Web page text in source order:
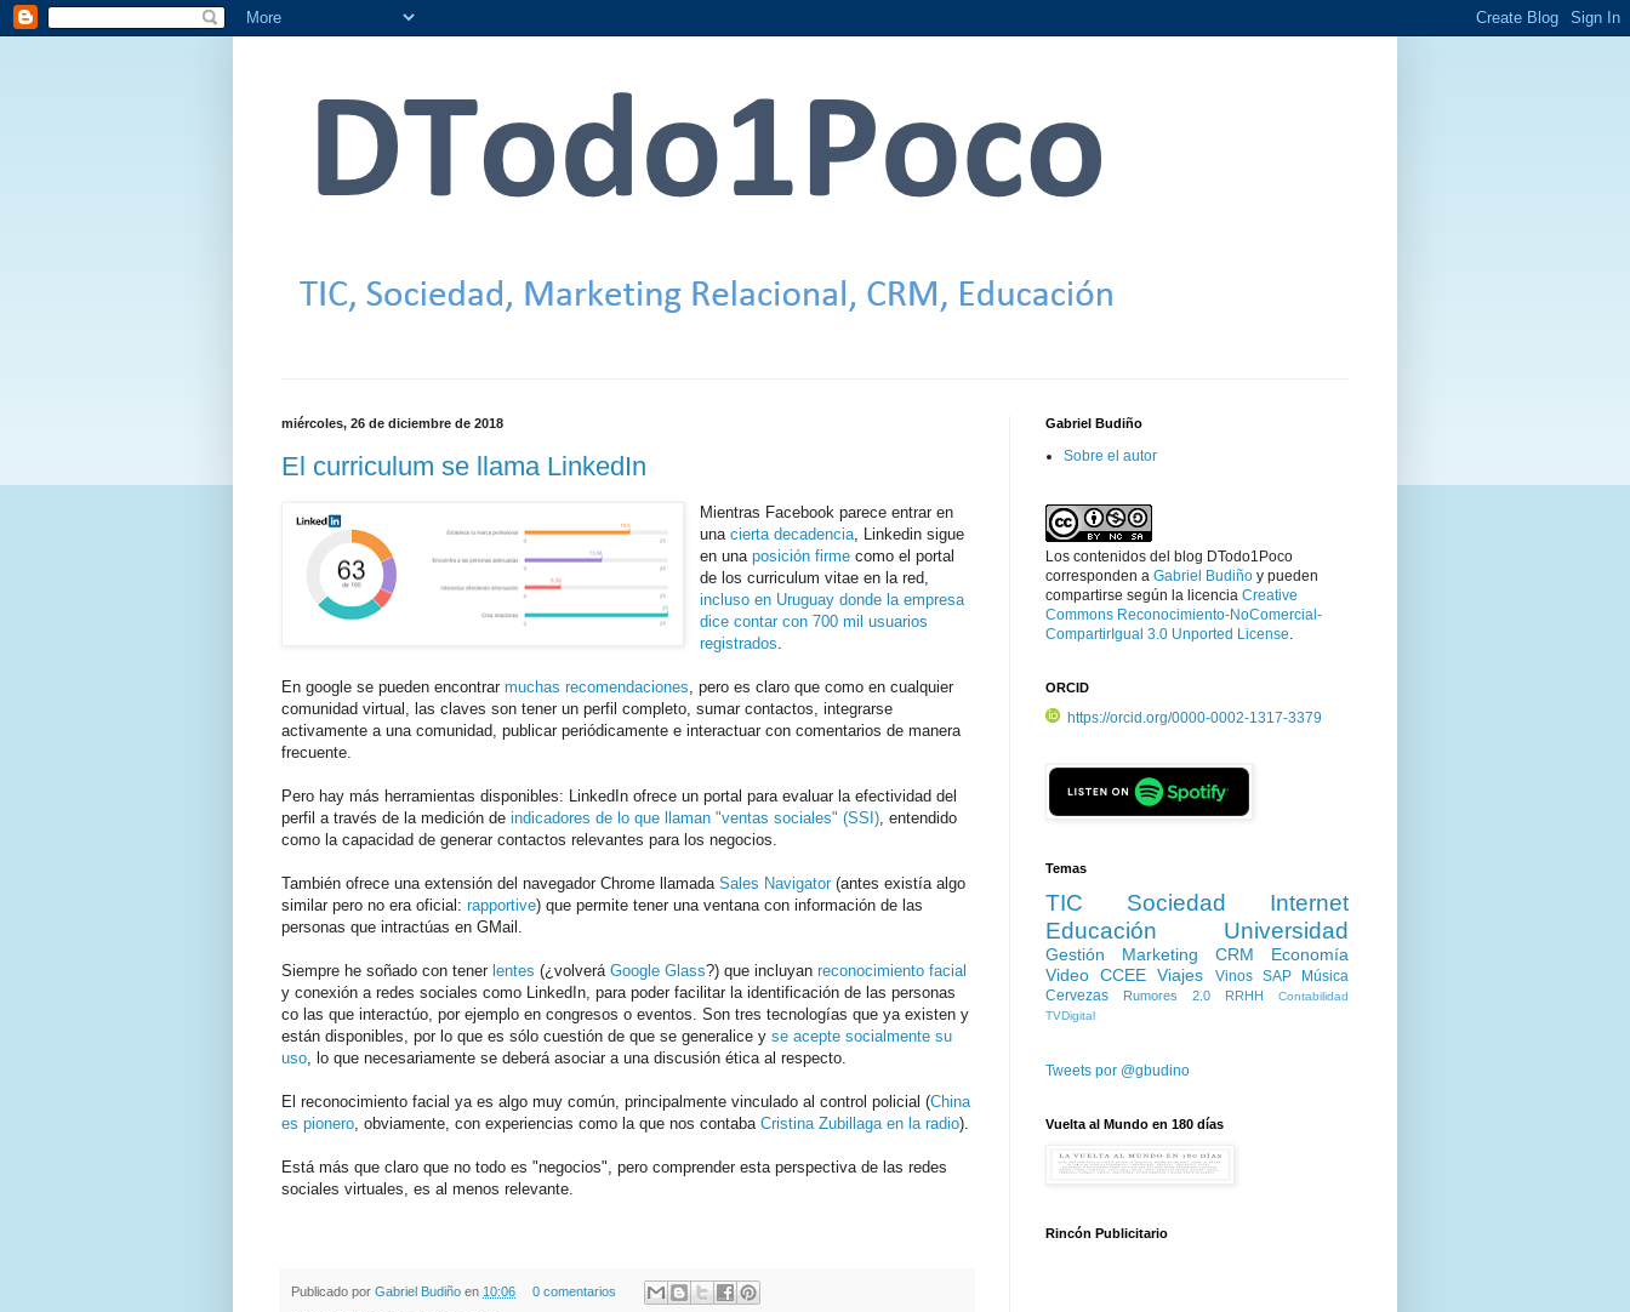
miércoles, 26 de diciembre de 2018
El curriculum se llama LinkedIn
Mientras Facebook parece entrar en
unacierta decadencia , Linkedin sigue
en unaposición firme como el portal
de los curriculum vitae en la red,
incluso en Uruguay donde la empresa
dice contar con 700 mil usuarios
registrados
En google se pueden encontrar muchas recomendaciones , pero es claro que como en cualquier
comunidad virtual, las claves son tener un perfil completo, sumar contactos, integrarse
activamente a una comunidad, publicar periódicamente e interactuar con comentarios de manera
frecuente.
Pero hay más herramientas disponibles: LinkedIn ofrece un portal para evaluar la efectividad del
perfil a través de la medición de indicadores de lo que llaman "ventas sociales" (SSI) , entendido
como la capacidad de generar contactos relevantes para los negocios.
También ofrece una extensión del navegador Chrome llamada Sales Navigator (antes existía algo
similar pero no era oficial: rapportive) que permite tener una ventana con información de las
personas que intractúas en GMail.
Siempre he soñado con tener lentes (¿volverá Google Glass?) que incluyan reconocimiento facial
y conexión a redes sociales como LinkedIn, para poder facilitar la identificación de las personas
co las que interactúo, por ejemplo en congresos o eventos. Son tres tecnologías que ya existen y
están disponibles, por lo que es sólo cuestión de que se generalice y se acepte socialmente su
uso , lo que necesariamente se deberá asociar a una discusión ética al respecto.
El reconocimiento facial ya es algo muy común, principalmente vinculado al control policial (China
es pionero , obviamente, con experiencias como la que nos contaba Cristina Zubillaga en la radio).
Está más que claro que no todo es "negocios", pero comprender esta perspectiva de las redes
sociales virtuales, es al menos relevante.
Publicado por Gabriel Budiño en 10:06 0 comentarios
Gabriel Budiño
Sobre el autor
Los contenidos del blog DTodo1Poco
corresponden a Gabriel Budiño y pueden
compartirse según la licencia Creative
Commons Reconocimiento-NoComercial-
CompartirIgual 3.0 Unported License.
ORCID
https://orcid.org/0000-0002-1317-3379
Temas
TIC Sociedad
Internet
Educación
Universidad
Gestión Marketing CRM
Economía
Video CCEE Viajes Vinos SAP
Música
Cervezas
Rumores 2.0 RRHH
Contabilidad
TVDigital
Tweets por @gbudino
Vuelta al Mundo en 180 días
Rincón Publicitario